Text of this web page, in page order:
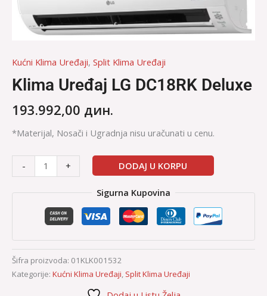
Kućni Klima Uređaji, Split Klima Uređaji
Klima Uređaj LG DC18RK Deluxe
193.992,00 дин.
*Materijal, Nosači i Ugradnja nisu uračunati u cenu.
- + DODAJ U KORPU
Sigurna Kupovina
Šifra proizvoda: 01KLK001532
Kategorije: Kućni Klima Uređaji, Split Klima Uređaji